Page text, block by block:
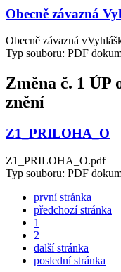
Obecně závazná
Obecně závazná
Typ souboru: PDF
Změna č. 1 ÚP
znění
Z1_PRILOHA_O
Z1_PRILOHA_O.pdf
Typ souboru: PDF
první stránka
předchozí stránka
1
2
další stránka
poslední stránka